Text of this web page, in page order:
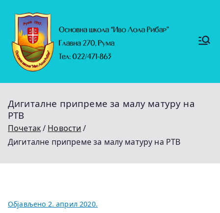
садржај
Основ
Лола
https://
vanje-
se-
Дигиталне припреме за малу матуру на
РТВ
Почетак
Новости
Дигиталне припреме за малу матуру на РТВ
Објављено 2. април 2020.